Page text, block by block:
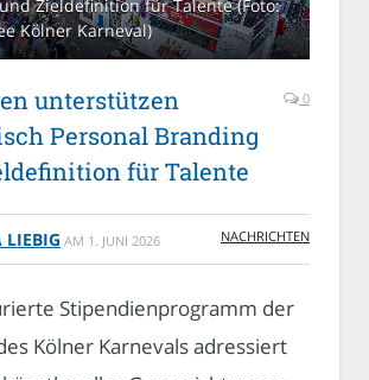
Zieldefinition für Talente (Foto:
Kölner Karneval)
unterstützen
Personal Branding
für Talente
0
LIEBIG AM 1. JUNI 2026 NACHRICHTEN
Stipendienprogramm der
Kölner Karnevals adressiert